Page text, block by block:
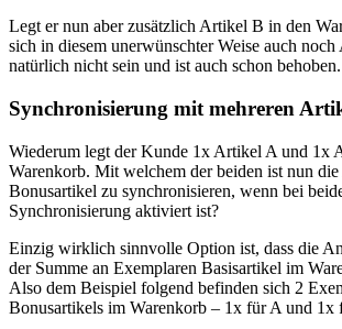
Legt er nun aber zusätzlich Artikel B in den
sich in diesem unerwünschter Weise auch
natürlich nicht sein und ist auch schon behoben.
Synchronisierung mit mehreren
Wiederum legt der Kunde 1x Artikel A und 1x
Warenkorb. Mit welchem der beiden ist nun
Bonusartikel zu synchronisieren, wenn bei
Synchronisierung aktiviert ist?
Einzig wirklich sinnvolle Option ist, dass die
der Summe an Exemplaren Basisartikel im
Also dem Beispiel folgend befinden sich 2
Bonusartikels im Warenkorb – 1x für A und 1x